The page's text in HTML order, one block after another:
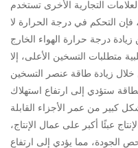
التجارية الأخرى تستخدم
التحكم في درجة الحرارة لا
درجة حرارة الهواء الخارج
متطلبات التسخين الأعلى، إلا
ستؤدي إلى ارتفاع استهلاك
كبير من عمر الأجزاء القابلة
عبئًا أكبر على عمال الإنتاج،
الجودة، مما يؤدي إلى ارتفاع